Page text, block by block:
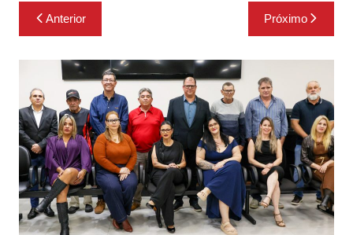
Navegação
de
Post
Anterior Próximo